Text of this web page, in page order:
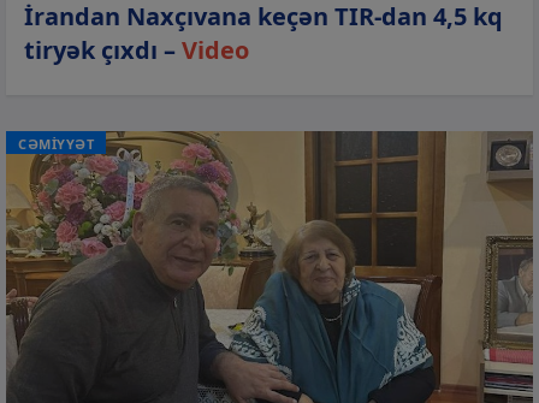
İrandan Naxçıvana keçən TIR-dan 4,5 kq
tiryək çıxdı –Video
CƏMİYYƏT